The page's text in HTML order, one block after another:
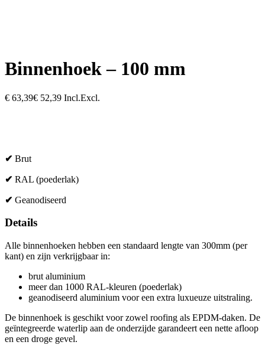
Binnenhoek – 100 mm
€ 63,39€ 52,39 Incl.Excl.
✔ Brut
✔ RAL (poederlak)
✔ Geanodiseerd
Details
Alle binnenhoeken hebben een standaard lengte van 300mm (per
kant) en zijn verkrijgbaar in:
brut aluminium
meer dan 1000 RAL-kleuren (poederlak)
geanodiseerd aluminium voor een extra luxueuze uitstraling.
De binnenhoek is geschikt voor zowel roofing als EPDM-daken. De
geïntegreerde waterlip aan de onderzijde garandeert een nette afloop
en een droge gevel.